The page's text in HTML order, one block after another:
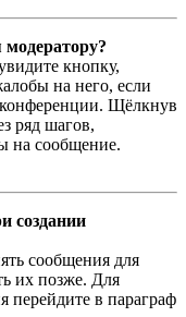
кнопку,
на него, если
Щёлкнув
ряд шагов,
на сообщение.
создании
сообщения для
их позже. Для
перейдите в параграф